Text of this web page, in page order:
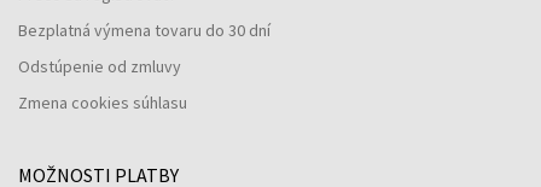
Bezplatná výmena tovaru do 30 dní
Odstúpenie od zmluvy
Zmena cookies súhlasu
MOŽNOSTI PLATBY